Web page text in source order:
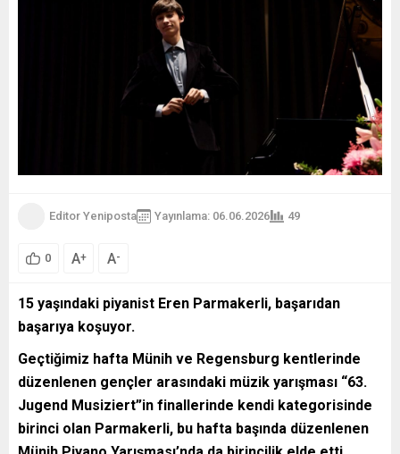
Editor Yeniposta Yayınlama: 06.06.2026 49
0 A+ A-
15 yaşındaki piyanist Eren Parmakerli, başarıdan
başarıya koşuyor.
Geçtiğimiz hafta Münih ve Regensburg kentlerinde
düzenlenen gençler arasındaki müzik yarışması “63.
Jugend Musiziert”in finallerinde kendi kategorisinde
birinci olan Parmakerli, bu hafta başında düzenlenen